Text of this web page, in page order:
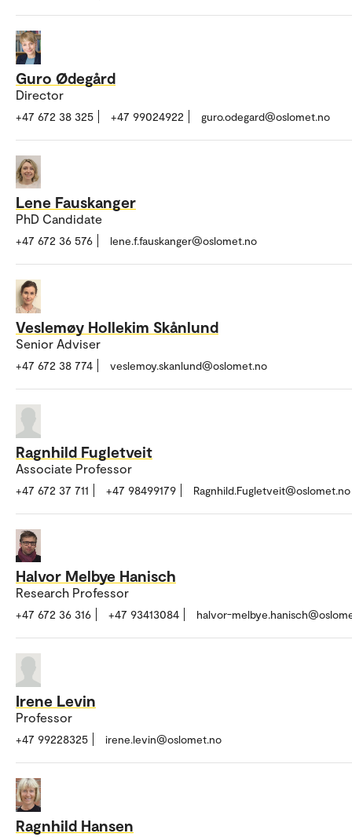
Guro Ødegård
Director
+47 672 38 325 +47 99024922 guro.odegard@oslomet.no
Lene Fauskanger
PhD Candidate
+47 672 36 576 lene.f.fauskanger@oslomet.no
Veslemøy Hollekim Skånlund
Senior Adviser
+47 672 38 774 veslemoy.skanlund@oslomet.no
Ragnhild Fugletveit
Associate Professor
+47 672 37 711 +47 98499179 Ragnhild.Fugletveit@oslomet.no
Halvor Melbye Hanisch
Research Professor
+47 672 36 316 +47 93413084 halvor-
Irene Levin
Professor
+47 99228325 irene.levin@oslomet.no
Ragnhild Hansen